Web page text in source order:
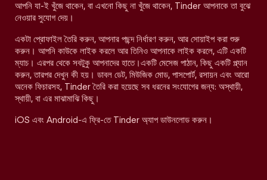
আপনি যা-ই খুঁজে থাকেন, বা এখনো কিছু না খুঁজে থাকেন, Tinder আপনাকে তা বুঝে
নেওয়ার সুযোগ দেয়।
একটা প্রোফাইল তৈরি করুন, আপনার পছন্দ নির্ধারণ করুন, আর সোয়াইপ করা শুরু
করুন। আপনি কাউকে লাইক করলে আর তিনিও আপনাকে লাইক করলে, এটি একটি
ম্যাচ। এরপর থেকে সবটুকু আপনাদের হাতে।একটি মেসেজ পাঠান, কিছু একটি প্ল্যান
করুন, তারপর দেখুন কী হয়। ডাবল ডেট, মিউজিক মোড, পাসপোর্ট, রসায়ন এবং আরো
অনেক ফিচারসহ, Tinder তৈরি করা হয়েছে সব ধরনের সংযোগের জন্য: অস্থায়ী,
স্থায়ী, বা এর মাঝামাঝি কিছু।
iOS এবং Android-এ ফ্রি-তে Tinder অ্যাপ ডাউনলোড করুন।